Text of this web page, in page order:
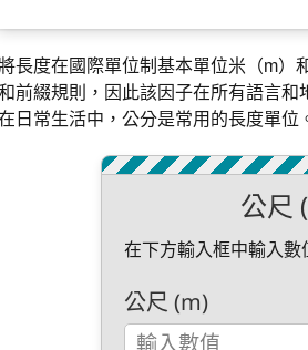
長度在國際單位制基本單位米（m）
前綴規則，因此該因子在所有語言
日常生活中，公分是常用的長度單位
公尺
在下方輸入框中輸入數
公尺 (m)